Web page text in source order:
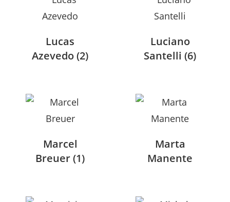
Lucas
Azevedo(2)
Luciano
Santelli (6)
Marcel
Breuer(1)
Marta
Manente